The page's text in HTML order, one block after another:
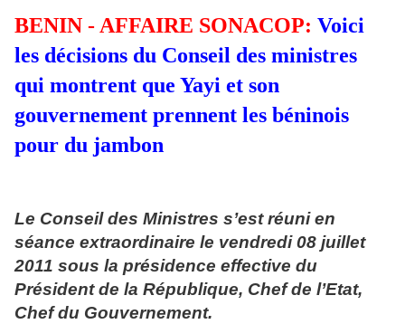
BENIN - AFFAIRE SONACOP: Voici
les décisions du Conseil des ministres
qui montrent que Yayi et son
gouvernement prennent les béninois
pour du jambon
Le Conseil des Ministres s’est réuni en
séance extraordinaire le vendredi 08 juillet
2011 sous la présidence effective du
Président de la République, Chef de l’Etat,
Chef du Gouvernement.